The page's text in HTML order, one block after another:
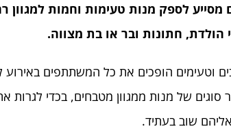
מסייע לספק מנות טעימות וחמות למגוון
הולדת, חתונות ובר או בת מצווה.
וטעימים הופכים את כל המשתתפים באירוע
של מנות ממגוון מטבחים, בכדי לגרות
שוב בעתיד.